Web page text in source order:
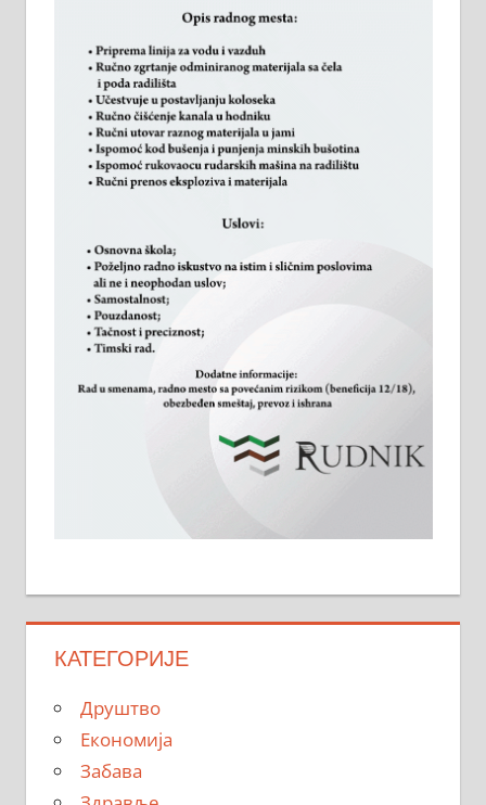
КАТЕГОРИЈЕ
Друштво
Економија
Забава